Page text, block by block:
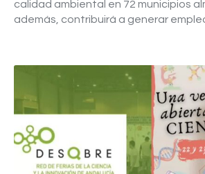
calidad ambiental en 72 municipios
además, contribuirá a generar